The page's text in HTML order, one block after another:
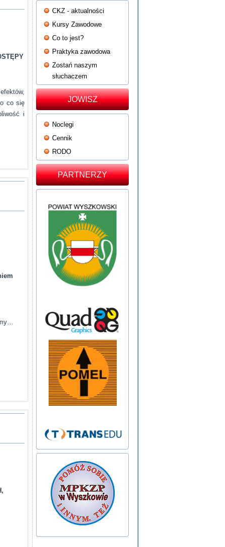
co się
i
CKZ - aktualności
Kursy Zawodowe
Co to jest?
Praktyka zawodowa
Zostań naszym
słuchaczem
JOWISZ
Noclegi
Cennik
RODO
PARTNERZY